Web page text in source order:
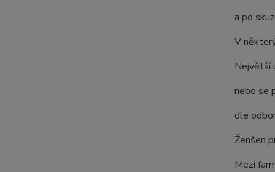
a po
V
Největší
nebo se
dle
Ženšen
Mezi